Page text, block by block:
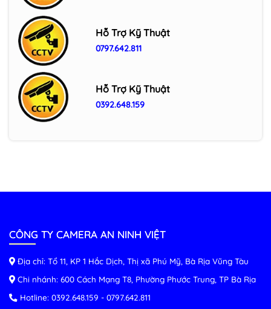
3MP (IPC-C32SP/ IPC-C32EP)
Hỗ Trợ Kỹ Thuật
0797.642.811
Hỗ Trợ Kỹ Thuật
0392.648.159
CÔNG TY CAMERA AN NINH VIỆT
Địa chỉ: Tổ 11, KP 1 Hắc Dịch, Thị xã Phú Mỹ, Bà Rịa Vũng Tàu
Chi nhánh: 600 Cách Mạng T8, Phường Phước Trung, TP Bà Rịa
Hotline: 0392.648.159 - 0797.642.811